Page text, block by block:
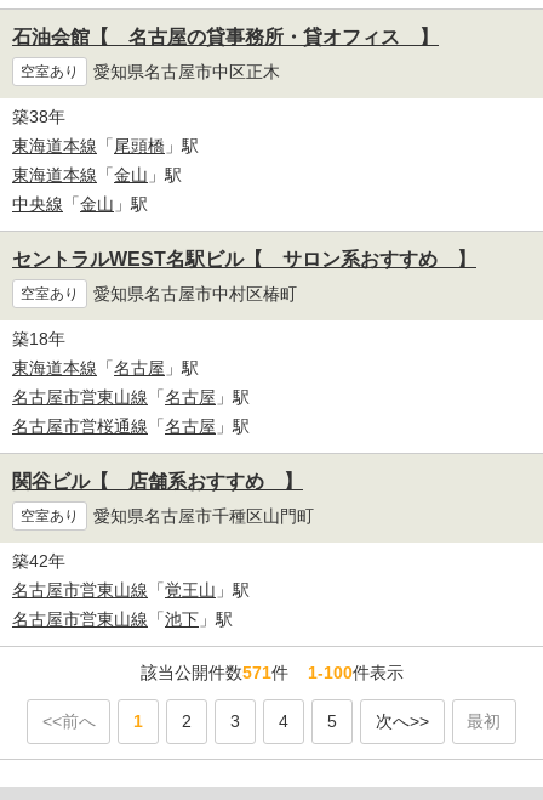
石油会館【 名古屋の貸事務所・貸オフィス 】
空室あり 愛知県名古屋市中区正木
築38年
東海道本線 「尾頭橋 」駅
東海道本線 「金山 」駅
中央線 「金山 」駅
セントラルWEST名駅ビル【 サロン系おすすめ 】
空室あり 愛知県名古屋市中村区椿町
築18年
東海道本線 「名古屋 」駅
名古屋市営東山線 「名古屋 」駅
名古屋市営桜通線 「名古屋 」駅
関谷ビル【 店舗系おすすめ 】
空室あり 愛知県名古屋市千種区山門町
築42年
名古屋市営東山線 「覚王山 」駅
名古屋市営東山線 「池下 」駅
該当公開件数571件1-100件表示
<<前へ 1 2 3 4 5 次へ>> 最初